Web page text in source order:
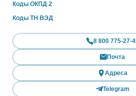
Коды ОКПД 2
Коды ТН ВЭД
8 800 775-27-
Почта
Адреса
Telegram